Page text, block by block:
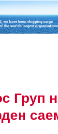
of
Груп